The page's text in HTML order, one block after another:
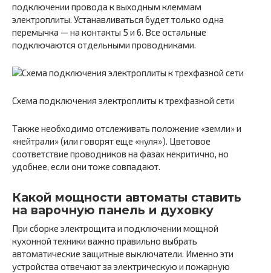
подключении провода к выходным клеммам
электроплиты. Устанавливаться будет только одна
перемычка — на контакты 5 и 6. Все остальные
подключаются отдельными проводниками.
Схема подключения электроплиты к трехфазной сети
Также необходимо отслеживать положение «земли» и
«нейтрали» (или говорят еще «нуля»). Цветовое
соответствие проводников на фазах некритично, но
удобнее, если они тоже совпадают.
Какой мощности автоматы ставить
на варочную панель и духовку
При сборке электрощита и подключении мощной
кухонной техники важно правильно выбрать
автоматические защитные выключатели. Именно эти
устройства отвечают за электрическую и пожарную